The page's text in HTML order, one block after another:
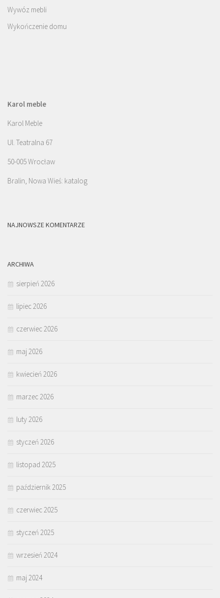
Wywóz mebli
Wykończenie domu
Karol meble
Karol Meble
Ul. Teatralna 67
50-005 Wrocław
Bralin, Nowa Wieś: katalog
NAJNOWSZE KOMENTARZE
ARCHIWA
sierpień 2026
lipiec 2026
czerwiec 2026
maj 2026
kwiecień 2026
marzec 2026
luty 2026
styczeń 2026
listopad 2025
październik 2025
czerwiec 2025
styczeń 2025
wrzesień 2024
maj 2024